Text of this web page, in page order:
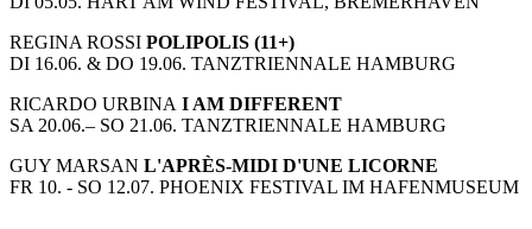
REGINA ROSSI POLIPOLIS (11+)
DI 16.06. & DO 19.06. TANZTRIENNALE HAMBURG
RICARDO URBINA I AM DIFFERENT
SA 20.06.– SO 21.06. TANZTRIENNALE HAMBURG
GUY MARSAN L'APRÈS-MIDI D'UNE LICORNE
FR 10. - SO 12.07. PHOENIX FESTIVAL IM HAFENMUSEUM